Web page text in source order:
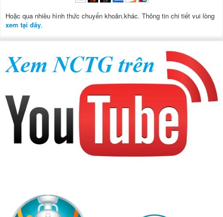
Hoặc qua nhiều hình thức chuyển khoản.khác. Thông tin chi tiết vui lòng
xem tại đây.